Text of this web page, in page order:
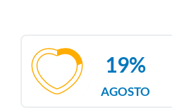
AGOSTO
19%